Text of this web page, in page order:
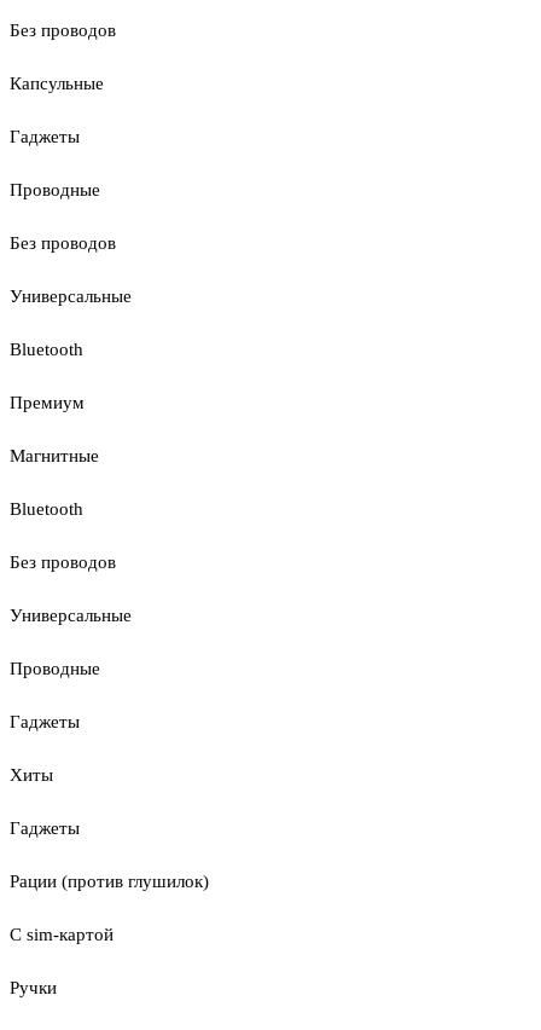
Без проводов
Капсульные
Гаджеты
Проводные
Без проводов
Универсальные
Bluetooth
Премиум
Магнитные
Bluetooth
Без проводов
Универсальные
Проводные
Гаджеты
Хиты
Гаджеты
Рации (против глушилок)
С sim-картой
Ручки